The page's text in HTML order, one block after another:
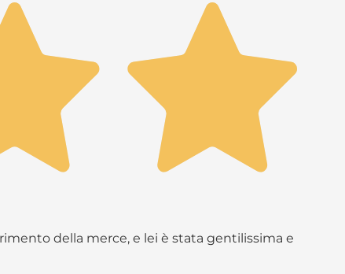
della merce, e lei è stata gentilissima e